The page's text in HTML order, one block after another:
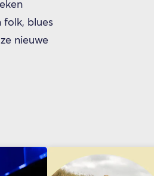
folk, blues
nieuwe